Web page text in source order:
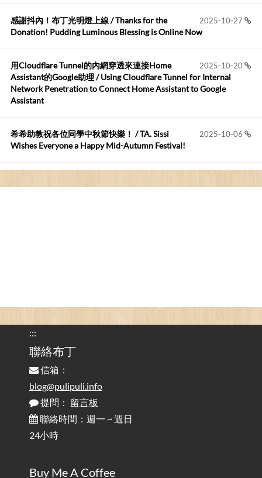
布丁布丁吃布丁:
我目前並沒有常駐的Google Home...
2026-05-15
Robertmycs:
這篇WinXP公用電腦安裝與優化的步驟超...
您好,首先肯定感謝您造福許多莘莘學子。有...
2025-10-27
感謝抖內！布丁光明燈上線 / Thanks for the
Donation! Pudding Luminous Blessing is Online Now
2025-10-20
用Cloudflare Tunnel的內網穿透來連接Home
Assistant的Google助理 / Using Cloudflare Tunnel for Internal
Network Penetration to Connect Home Assistant to Google
Assistant
2025-10-06
希希助教祝各位同學中秋節快樂！ / TA. Sissi
Wishes Everyone a Happy Mid-Autumn Festival!
的問題 / Are You Tired of Looking at the Computer? Pay More
實作相容OpenAI API，但背後不是OpenAI的API服
務 / Implementing OpenAI API-Compatible Services, But Not
Powered by OpenAI
雜談：生活小技巧之用魔鬼氈避免機車鑰匙脫落吧
/ Talk: Use Velcro to Prevent Your Motorcycle Key From Falling
Home Is More Than Just an Ad Blocker
:::
聯絡布丁
信箱：
blog@pulipuli.info
提問： 留言板
聯絡時間：週一 ~ 週日
24小時
Buy Me A Coffee